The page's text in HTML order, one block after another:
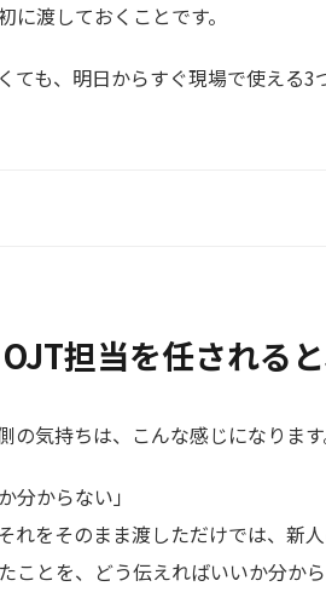
に渡しておくことです。
ても、明日からすぐ現場で使える3
担当を任される
気持ちは、こんな感じになります
分からない」
れをそのまま渡しただけでは、新
ことを、どう伝えればいいか分から